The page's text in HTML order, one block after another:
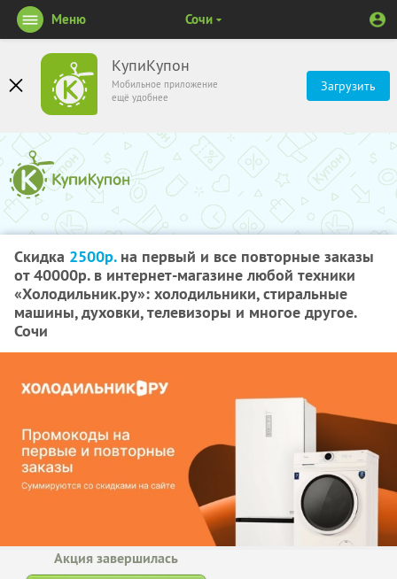
КупиКупон
Мобильное приложение
ещё удобнее
Загрузить
Меню Сочи
Скидка 2500р.на первый и все повторные заказы
от 40000р. в интернет-магазине любой техники
«Холодильник.ру»: холодильники, стиральные
машины, духовки, телевизоры и многое другое.
Сочи
Акция завершилась